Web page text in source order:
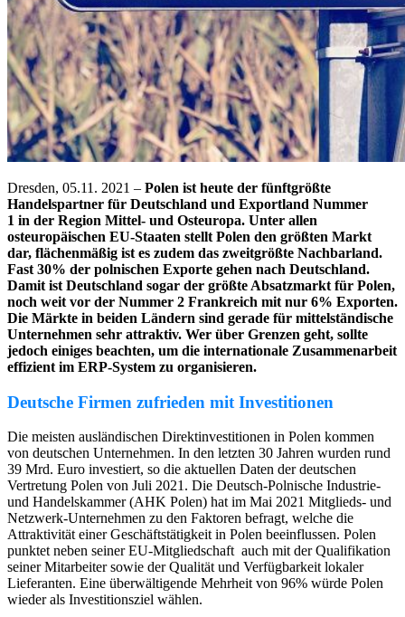
Dresden, 05.11. 2021 – Polen ist heute der fünftgrößte
Handelspartner für Deutschland und Exportland Nummer
1 in der Region Mittel- und Osteuropa. Unter allen
osteuropäischen EU-Staaten stellt Polen den größten Markt
dar, flächenmäßig ist es zudem das zweitgrößte Nachbarland.
Fast 30% der polnischen Exporte gehen nach Deutschland.
Damit ist Deutschland sogar der größte Absatzmarkt für Polen,
noch weit vor der Nummer 2 Frankreich mit nur 6% Exporten.
Die Märkte in beiden Ländern sind gerade für mittelständische
Unternehmen sehr attraktiv. Wer über Grenzen geht, sollte
jedoch einiges beachten, um die internationale Zusammenarbeit
effizient im ERP-System zu organisieren.
Deutsche Firmen zufrieden mit Investitionen
Die meisten ausländischen Direktinvestitionen in Polen kommen
von deutschen Unternehmen. In den letzten 30 Jahren wurden rund
39 Mrd. Euro investiert, so die aktuellen Daten der deutschen
Vertretung Polen von Juli 2021. Die Deutsch-Polnische Industrie-
und Handelskammer (AHK Polen) hat im Mai 2021 Mitglieds- und
Netzwerk-Unternehmen zu den Faktoren befragt, welche die
Attraktivität einer Geschäftstätigkeit in Polen beeinflussen. Polen
punktet neben seiner EU-Mitgliedschaft auch mit der Qualifikation
seiner Mitarbeiter sowie der Qualität und Verfügbarkeit lokaler
Lieferanten. Eine überwältigende Mehrheit von 96% würde Polen
wieder als Investitionsziel wählen.